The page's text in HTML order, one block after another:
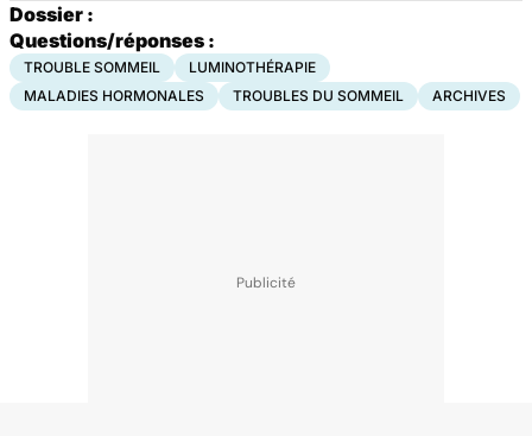
Dossier :
Questions/réponses :
TROUBLE SOMMEIL
LUMINOTHÉRAPIE
MALADIES HORMONALES
TROUBLES DU SOMMEIL ARCHIVES